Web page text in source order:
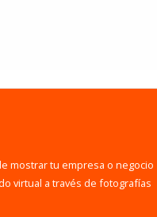
mostrar tu empresa o negocio
virtual a través de fotografías